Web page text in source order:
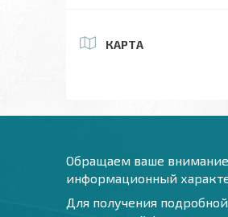
КАРТА
Обращаем ваше внимание
информационный
Для получения